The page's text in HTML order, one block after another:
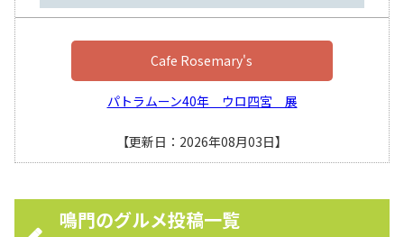
Cafe Rosemary's
パトラムーン40年 ウロ四宮 展
【更新日：2026年08月03日】
鳴門のグルメ投稿一覧